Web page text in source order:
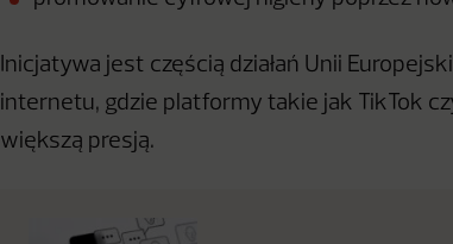
Inicjatywa jest częścią działań Unii
internetu, gdzie platformy takie jak TikTok
większą presją.